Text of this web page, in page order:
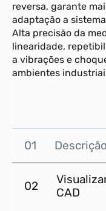
reversa, garante
adaptação a
Alta precisão da
linearidade,
a vibrações e
ambientes
01 Descrição
02
CAD